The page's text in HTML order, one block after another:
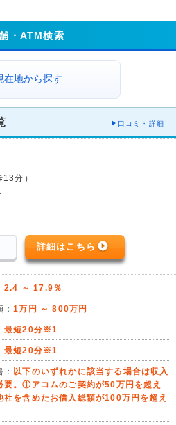
・ATM検索
在地から探す
口コミ・詳細
分）
詳細はこちら
2.4 ～ 17.9％
：1万円 ～ 800万円
最短20分※1
最短20分※1
以下のいずれかに該当する場合は収入
要。①アコムのご契約が50万円を超え
を含めたお借入総額が100万円を超え